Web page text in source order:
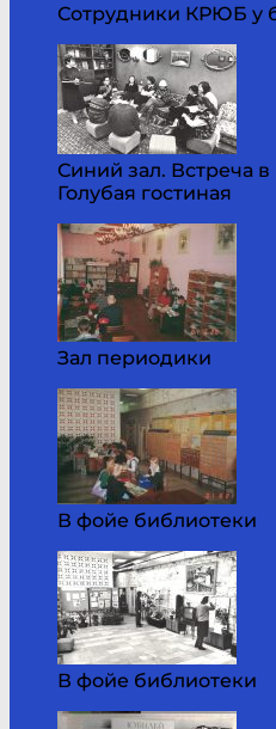
Сотрудники КРЮБ у
Синий зал. Встреча
Голубая гостиная
Зал периодики
В фойе библиотеки
В фойе библиотеки